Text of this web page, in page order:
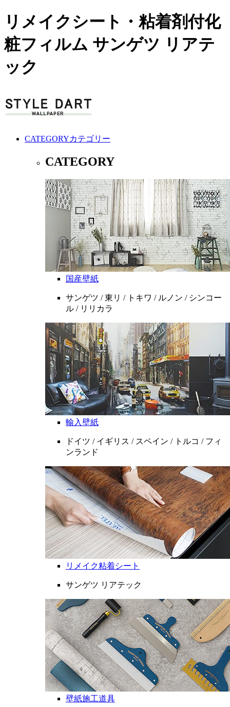
リメイクシート・粘着剤付化
粧フィルム サンゲツ リアテ
ック
CATEGORYカテゴリー
CATEGORY
国産壁紙
サンゲツ / 東リ / トキワ / ルノン / シンコー
ル / リリカラ
輸入壁紙
ドイツ / イギリス / スペイン / トルコ / フィ
ンランド
リメイク粘着シート
サンゲツ リアテック
壁紙施工道具